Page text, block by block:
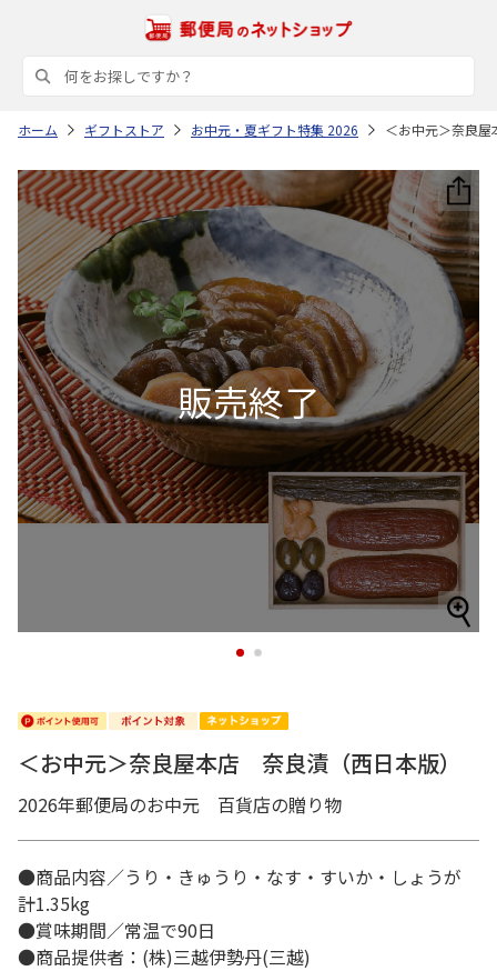
ホーム ギフトストア お中元・夏ギフト特集 2026 ＜お中元＞奈良
1 2
＜お中元＞奈良屋本店 奈良漬（西日本版）
2026年郵便局のお中元 百貨店の贈り物
●商品内容／うり・きゅうり・なす・すいか・しょうが
計1.35kg
●賞味期間／常温で90日
●商品提供者：(株)三越伊勢丹(三越)